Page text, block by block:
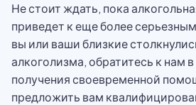
Не стоит ждать, пока
приведет к еще более
вы или ваши близкие
алкоголизма, обратитесь к нам
получения своевременной
предложить вам